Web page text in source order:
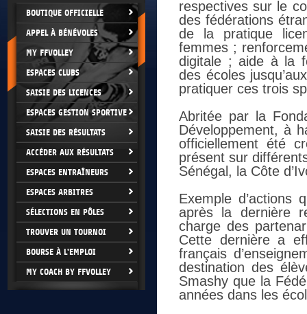
BOUTIQUE OFFICIELLE
APPEL À BÉNÉVOLES
MY FFVOLLEY
ESPACES CLUBS
SAISIE DES LICENCES
ESPACES GESTION SPORTIVE
SAISIE DES RÉSULTATS
ACCÉDER AUX RÉSULTATS
ESPACES ENTRAÎNEURS
ESPACES ARBITRES
SÉLECTIONS EN PÔLES
TROUVER UN TOURNOI
BOURSE À L'EMPLOI
MY COACH BY FFVOLLEY
respectives sur le
des fédérations
de la pratique
femmes ;
digitale ; aide à la
des écoles
pratiquer ces trois
Abritée par la
Développement, à
officiellement été
présent sur
Sénégal, la Côte
Exemple d’actions
après la dernière
charge des
Cette dernière a
français
destination des
Smashy que la
années dans les